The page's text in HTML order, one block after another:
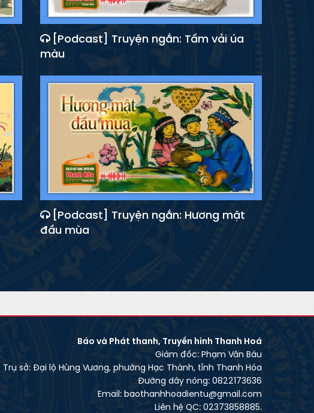
[Podcast] Truyện ngắn: Tấm vải úa
màu
[Podcast] Truyện ngắn: Hương mật
đầu mùa
Báo và Phát thanh, Truyền hình Thanh Hoá
Giám đốc: Phạm Văn Báu
Trụ sở: Đại lộ Hùng Vương, phường Hạc Thành, tỉnh Thanh Hóa
Đường dây nóng: 0822173636
Email: baothanhhoadientu@gmail.com
Liên hệ QC: 02373858885.